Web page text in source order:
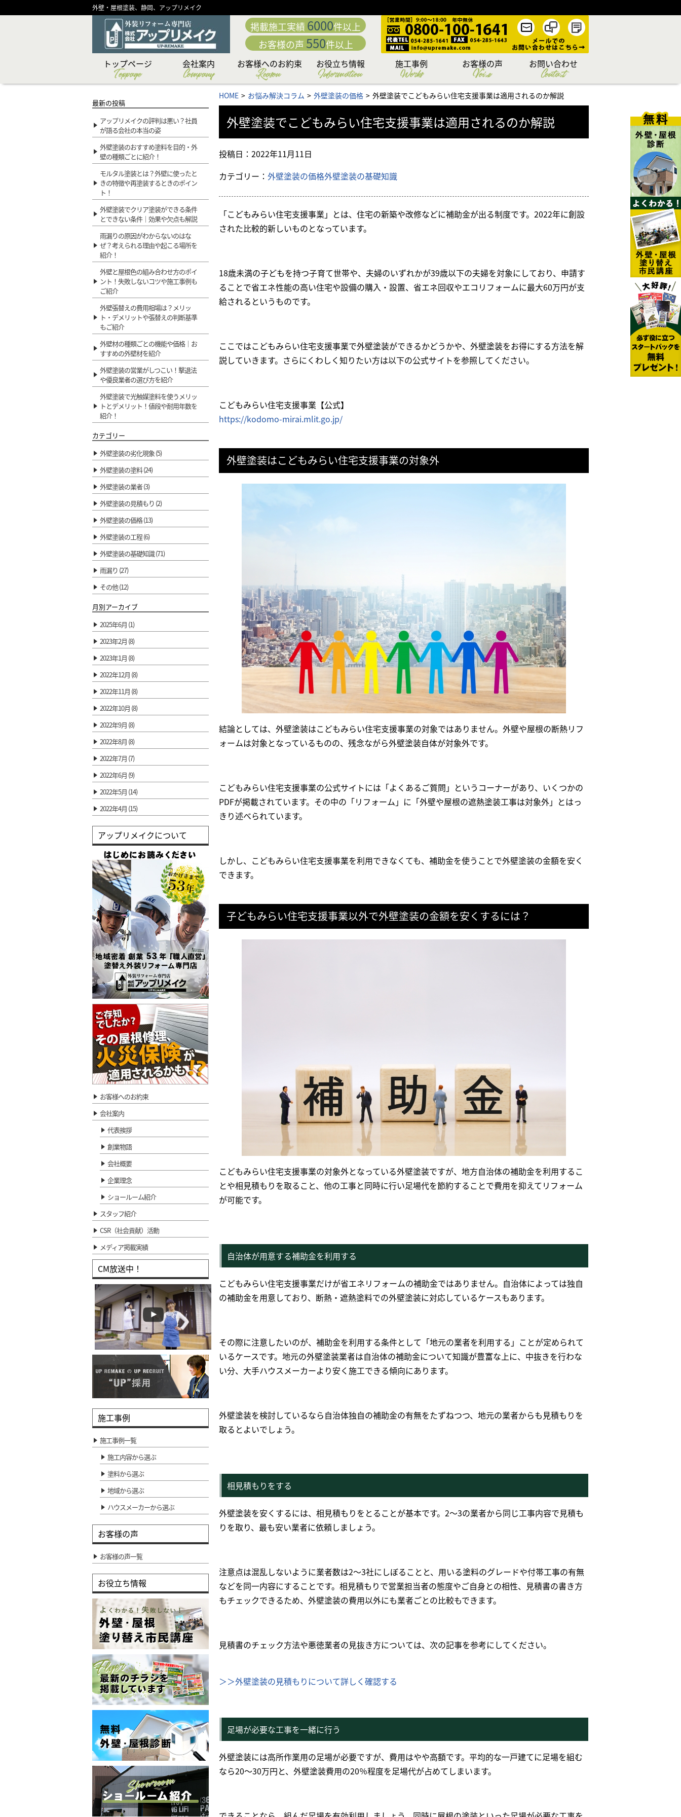
外壁・屋根塗装、静岡、アップリメイク
掲載施工実績6000件以上
お客様の声 550件以上
トップページ
Toppage
会社案内
Company
ショールーム紹介
CSR（社会貢献）活動
メディア掲載実績
お客様へのお約束
Reason
「職人直営」だから中
身が違う
こだわり日本一の厳選
塗料
お客様の夢を叶える
「こだわりの提案力」
カラーシミュレーショ
ン
専門店だからこそこだ
わる「職人力」
専門店ならではの完全
施工体制
日本一厳しい品質管理
システム
付帯部への超高耐久フ
ッ素塗装
下地処理 洗浄編
下地処理 補修編
究極の手塗りローラー
工法
お役立ち情報
Information
セミナー情報
外壁・屋根お悩み解決
コラム
外壁・屋根塗装価格＆
プラン
無料外壁・屋根診断
かし保険について
リフォームローン&補助
金情報
お問い合わせ後の流れ
住まいのリフォームも
お任せ
アパート・マンション
もお任せ
施工事例
Works
施工内容から選ぶ
塗料から選ぶ
地域から選ぶ
お客様の声
Voice
お問い合わせ
Contact
HOME お悩み解決コラム 外壁塗装の価格 外壁塗装でこどもみらい住宅支援事業は適用されるのか解説
外壁塗装でこどもみらい住宅支援事業は適用されるのか解説
投稿日： 2022年11月11日
カテゴリー： 外壁塗装の価格外壁塗装の基礎知識
「こどもみらい住宅支援事業」とは、住宅の新築や改修などに補助金が出る制度です。 2022年に創設
された比較的新しいものとなっています。
18歳未満の子どもを持つ子育て世帯や、夫婦のいずれかが39歳以下の夫婦を対象にしており、申請す
ることで省エネ性能の高い住宅や設備の購入・設置、省エネ回収やエコリフォームに最大60万円が支
給されるというものです。
ここではこどもみらい住宅支援事業で外壁塗装ができるかどうかや、外壁塗装をお得にする方法を解
説していきます。さらにくわしく知りたい方は以下の公式サイトを参照してください。
こどもみらい住宅支援事業【公式】
https://kodomo-mirai.mlit.go.jp/
外壁塗装はこどもみらい住宅支援事業の対象外
結論としては、外壁塗装はこどもみらい住宅支援事業の対象ではありません。外壁や屋根の断熱リフ
ォームは対象となっているものの、残念ながら外壁塗装自体が対象外です。
こどもみらい住宅支援事業の公式サイトには「よくあるご質問」というコーナーがあり、いくつかの
PDFが掲載されています。その中の「リフォーム」に「外壁や屋根の遮熱塗装工事は対象外」とはっ
きり述べられています。
しかし、こどもみらい住宅支援事業を利用できなくても、補助金を使うことで外壁塗装の金額を安く
できます。
子どもみらい住宅支援事業以外で外壁塗装の金額を安くするには？
こどもみらい住宅支援事業の対象外となっている外壁塗装ですが、地方自治体の補助金を利用するこ
とや相見積もりを取ること、他の工事と同時に行い足場代を節約することで費用を抑えてリフォーム
が可能です。
自治体が用意する補助金を利用する
こどもみらい住宅支援事業だけが省エネリフォームの補助金ではありません。自治体によっては独自
の補助金を用意しており、断熱・遮熱塗料での外壁塗装に対応しているケースもあります。
その際に注意したいのが、補助金を利用する条件として「地元の業者を利用する」ことが定められて
いるケースです。地元の外壁塗装業者は自治体の補助金について知識が豊富な上に、中抜きを行わな
い分、大手ハウスメーカーより安く施工できる傾向にあります。
外壁塗装を検討しているなら自治体独自の補助金の有無をたずねつつ、地元の業者からも見積もりを
取るとよいでしょう。
相見積もりをする
外壁塗装を安くするには、相見積もりをとることが基本です。 2〜3の業者から同じ工事内容で見積も
りを取り、最も安い業者に依頼しましょう。
注意点は混乱しないように業者数は2〜3社にしぼることと、用いる塗料のグレードや付帯工事の有無
などを同一内容にすることです。相見積もりで営業担当者の態度やご自身との相性、見積書の書き方
もチェックできるため、外壁塗装の費用以外にも業者ごとの比較もできます。
見積書のチェック方法や悪徳業者の見抜き方については、次の記事を参考にしてください。
＞＞外壁塗装の見積もりについて詳しく確認する
足場が必要な工事を一緒に行う
外壁塗装には高所作業用の足場が必要ですが、費用はやや高額です。平均的な一戸建てに足場を組む
なら20〜30万円と、外壁塗装費用の20％程度を足場代が占めてしまいます。
最新の投稿
アップリメイクの評判は悪い？社員
が語る会社の本当の姿
外壁塗装のおすすめ塗料を目的・外
壁の種類ごとに紹介！
モルタル塗装とは？外壁に使ったと
きの特徴や再塗装するときのポイン
ト！
外壁塗装でクリア塗装ができる条件
とできない条件｜効果や欠点も解説
雨漏りの原因がわからないのはな
ぜ？考えられる理由や起こる場所を
紹介！
外壁と屋根色の組み合わせ方のポイ
ント！失敗しないコツや施工事例も
ご紹介
外壁張替えの費用相場は？メリッ
ト・デメリットや張替えの判断基準
もご紹介
外壁材の種類ごとの機能や価格｜お
すすめの外壁材を紹介
外壁塗装の営業がしつこい！撃退法
や優良業者の選び方を紹介
外壁塗装で光触媒塗料を使うメリッ
トとデメリット！値段や耐用年数を
紹介！
カテゴリー
外壁塗装の劣化現象 (5)
外壁塗装の塗料 (24)
外壁塗装の業者 (3)
外壁塗装の見積もり (2)
外壁塗装の価格 (13)
外壁塗装の工程 (6)
外壁塗装の基礎知識 (71)
雨漏り (27)
その他 (12)
月別アーカイブ
2025年6月 (1)
2023年2月 (8)
2023年1月 (8)
2022年12月 (8)
2022年11月 (8)
2022年10月 (8)
2022年9月 (8)
2022年8月 (8)
2022年7月 (7)
2022年6月 (9)
2022年5月 (14)
2022年4月 (15)
アップリメイクについて
お客様へのお約束
会社案内
代表挨拶
創業物語
会社概要
企業理念
ショールーム紹介
スタッフ紹介
CSR（社会貢献）活動
メディア掲載実績
CM放送中！
施工事例
施工事例一覧
施工内容から選ぶ
塗料から選ぶ
地域から選ぶ
ハウスメーカーから選ぶ
お客様の声
お客様の声一覧
お役立ち情報